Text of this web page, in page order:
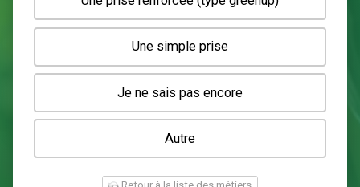
Une wallbox en triphasé (22kW)
Une wallbox en monophasé (7kW)
Une prise renforcée (type greenup)